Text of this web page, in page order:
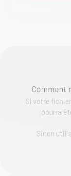
Comment
Si votre
pourra
Sinon